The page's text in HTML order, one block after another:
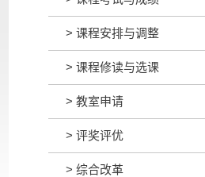
> 课程安排与调整
> 课程修读与选课
> 教室申请
> 评奖评优
> 综合改革